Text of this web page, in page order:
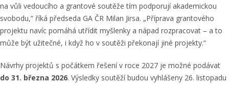
na vůli vedoucího a grantové soutěže tím podporují akademickou
svobodu,“ říká předseda GA ČR Milan Jirsa. „Příprava grantového
projektu navíc pomáhá utřídit myšlenky a nápad rozpracovat – a to
může být užitečné, i když ho v soutěži překonají jiné projekty.“
Návrhy projektů s počátkem řešení v roce 2027 je možné podávat
do 31. března 2026. Výsledky soutěží budou vyhlášeny 26. listopadu